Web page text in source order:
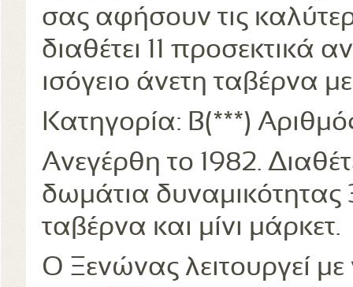
σας αφήσουν τις
διαθέτει 11 προσεκτικά
ισόγειο άνετη ταβέρνα με
Κατηγορία: Β(***)
Ανεγέρθη το 1982.
δωμάτια δυναμικότητας
ταβέρνα και μίνι μάρκετ.
Ο Ξενώνας λειτουργεί